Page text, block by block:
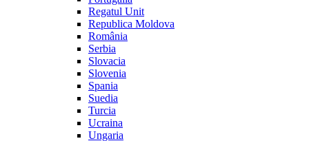
Regatul Unit
Republica Moldova
România
Serbia
Slovacia
Slovenia
Spania
Suedia
Turcia
Ucraina
Ungaria